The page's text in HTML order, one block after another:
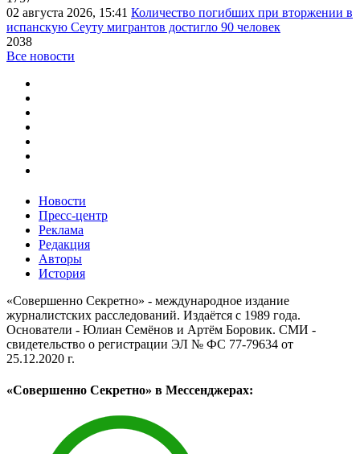
02 августа 2026, 15:41 Количество погибших при вторжении в
испанскую Сеуту мигрантов достигло 90 человек
2038
Все новости
Новости
Пресс-центр
Реклама
Редакция
Авторы
История
«Совершенно Секретно» - международное издание
журналистских расследований. Издаётся с 1989 года.
Основатели - Юлиан Семёнов и Артём Боровик. CМИ -
свидетельство о регистрации ЭЛ № ФС 77-79634 от
25.12.2020 г.
«Совершенно Секретно» в Мессенджерах: